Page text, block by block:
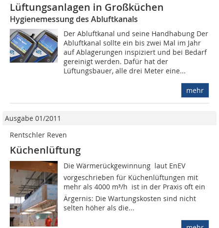
Lüftungsanlagen in Großküchen
Hygienemessung des Abluftkanals
Der Abluftkanal und seine Handhabung Der
Abluftkanal sollte ein bis zwei Mal im Jahr
auf Ablagerungen inspiziert und bei Bedarf
gereinigt werden. Dafür hat der
Lüftungsbauer, alle drei Meter eine...
mehr
Ausgabe 01/2011
Rentschler Reven
Küchenlüftung
Die Wärmerückgewinnung  laut EnEV
vorgeschrieben für Küchenlüftungen mit
mehr als 4000 m³/h  ist in der Praxis oft ein
Ärgernis: Die Wartungskos­ten sind nicht
selten höher als die...